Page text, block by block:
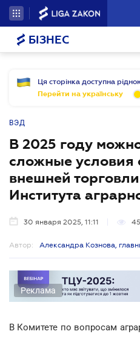
БІЗНЕС
Ця сторінка доступна
Перейти на українську
ВЭД
В 2025 году
сложные условия
внешней
Института
30 января 2025, 11:11
Автор: Александра Кознова,
Реклама
В Комитете по вопросам